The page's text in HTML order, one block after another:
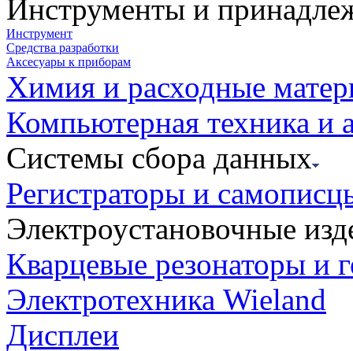
Инструменты и
Инструмент
Средства разработки
Аксесуары к приборам
Химия и расходные
Компьютерная техника и
Системы сбора данных
Регистраторы и
Электроустановочные
Кварцевые резонаторы и
Электротехника Wieland
Дисплеи